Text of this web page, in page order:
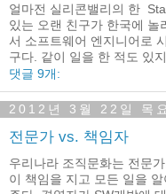
얼마전 실리콘밸리의 한
있는 오랜 친구가 한국에 놀
서 소프트웨어 엔지니어로
구다. 같이 일을 한 적도 있지
댓글 9개:
2012년 3월 22일 목
전문가 vs. 책임자
우리나라 조직문화는 전문
이 책임을 지고 모든 일을